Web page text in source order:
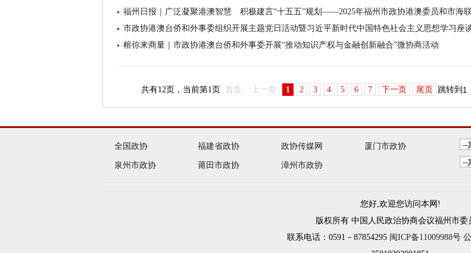
福州日报｜广泛凝聚港澳智慧 积极建言“十五五”规划——2025年福州市政协港澳委员和市海
市政协港澳台侨和外事委组织开展主题党日活动暨习近平新时代中国特色社会主义思想学习座
榕你来商量｜市政协港澳台侨和外事委开展“推动知识产权与金融创新融合”微协商活动
共有12页，当前第1页 首页 上一页 1 2 3 4 5 6 7 下一页 尾页 跳转到
全国政协 福建省政协 政协传媒网 厦门市政协
泉州市政协 莆田市政协 漳州市政协
您好,欢迎您访问本网!
版权所有 中国人民政治协商会议福州市委
联系电话：0591－87854295 闽ICP备11009988号